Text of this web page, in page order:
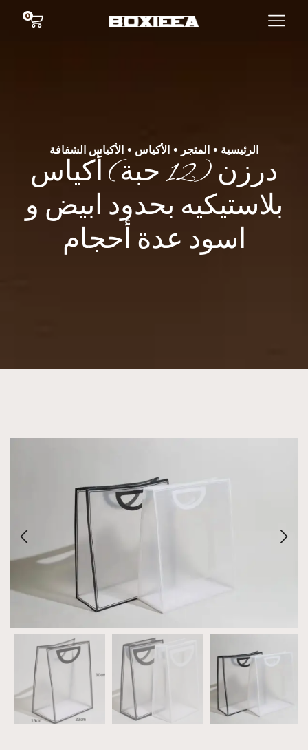
0
الرئيسية • المتجر • الأكياس • الأكياس الشفافة
درزن (12 حبة) أكياس
بلاستيكيه بحدود ابيض و
اسود عدة أحجام